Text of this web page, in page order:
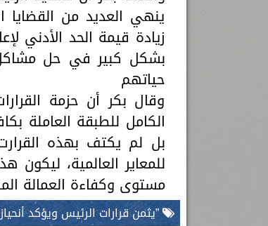
ينهي العديد من القضايا
بشكل كبير في حل
حياتهم
وقال بكر أن حزمة
الكامل للطبقة العاملة
بل لم يكتف بهذه
للمعاير العالمية،
مستوى وكفاءة العمالة
”يثمن قرارات الرئيس ويؤكد